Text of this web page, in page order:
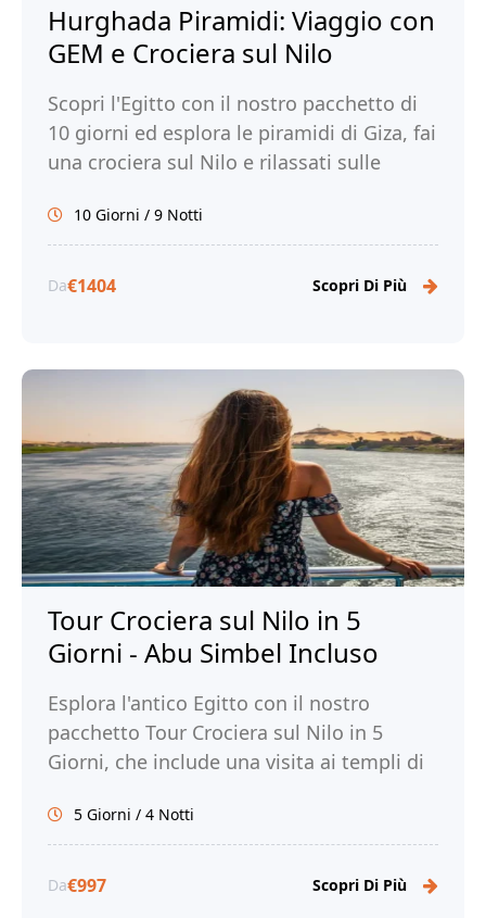
Hurghada Piramidi: Viaggio con
GEM e Crociera sul Nilo
Scopri l'Egitto con il nostro pacchetto di
10 giorni ed esplora le piramidi di Giza, fai
una crociera sul Nilo e rilassati sulle
10 Giorni / 9 Notti
Da€1404 Scopri Di Più
Tour Crociera sul Nilo in 5
Giorni - Abu Simbel Incluso
Esplora l'antico Egitto con il nostro
pacchetto Tour Crociera sul Nilo in 5
Giorni, che include una visita ai templi di
5 Giorni / 4 Notti
Da€997 Scopri Di Più